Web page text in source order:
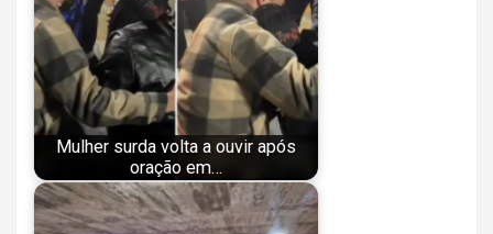
Mulher surda volta a ouvir após
oração em…